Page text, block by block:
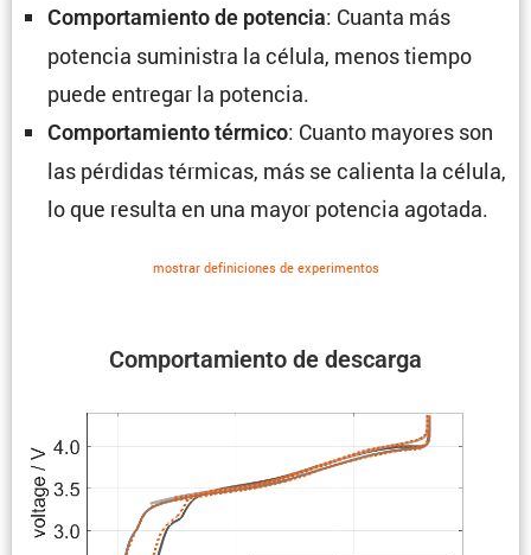
Compor­ta­miento de descarga
Compor­ta­miento de potencia: Cuanta más
potencia suministra la célula, menos tiempo
puede entregar la potencia.
Compor­ta­miento térmico: Cuanto mayores son
las pérdidas térmicas, más se calienta la célula,
lo que resulta en una mayor potencia agotada.
mostrar defini­ciones de experi­mentos